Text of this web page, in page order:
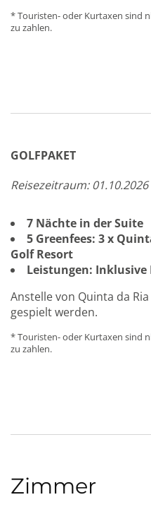
* Touristen- oder Kurtaxen sind
zu zahlen.
GOLFPAKET
Reisezeitraum: 01.10.2026
7 Nächte in der Suite
5 Greenfees: 3 x
Golf Resort
Leistungen:
Anstelle von Quinta da
gespielt werden.
* Touristen- oder Kurtaxen sind
zu zahlen.
Zimmer